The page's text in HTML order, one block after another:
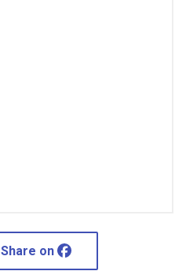
Share on